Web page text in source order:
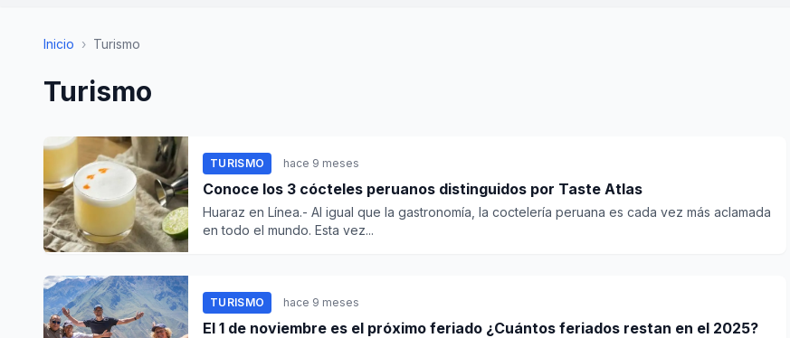
Inicio › Turismo
Turismo
TURISMO hace 9 meses
Conoce los 3 cócteles peruanos distinguidos por Taste Atlas
Huaraz en Línea.- Al igual que la gastronomía, la coctelería peruana es cada vez más aclamada
en todo el mundo. Esta vez...
TURISMO hace 9 meses
El 1 de noviembre es el próximo feriado ¿Cuántos feriados restan en el 2025?